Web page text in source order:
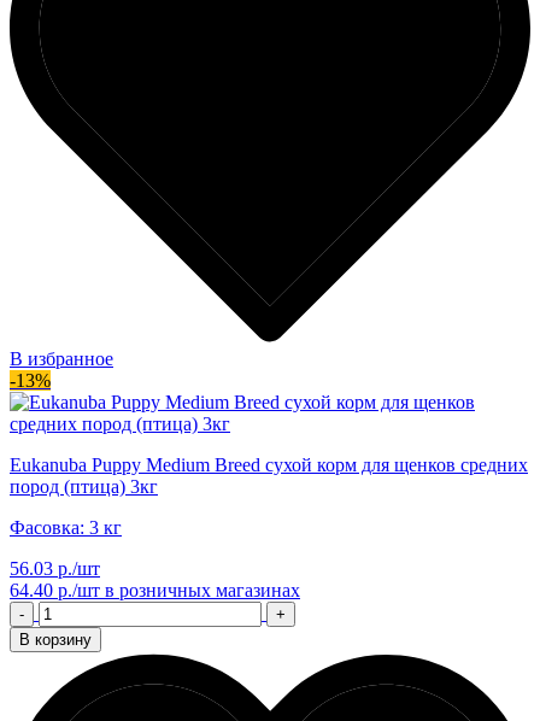
В избранное
-13%
Eukanuba Puppy Medium Breed сухой корм для щенков средних
пород (птица) 3кг
Фасовка: 3 кг
56.03 р./шт
64.40 р./шт в розничных магазинах
-
+
В корзину